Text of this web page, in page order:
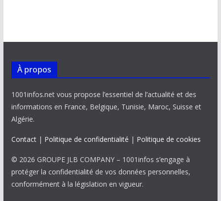
À propos
1001infos.net vous propose l’essentiel de l’actualité et des
informations en France, Belgique, Tunisie, Maroc, Suisse et
Algérie.
Contact| Politique de confidentialité | Politique de cookies
© 2026 GROUPE JLB COMPANY – 1001infos s’engage à
protéger la confidentialité de vos données personnelles,
conformément à la législation en vigueur.